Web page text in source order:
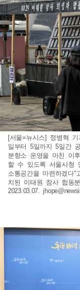
[서울=뉴시스] 정병혁
일부터 5일까지 5일간
분향소 운영을 마친 이
할 수 있도록 서울시청
소통공간을 마련하겠다
치된 이태원 참사 합동
2023.03.07.